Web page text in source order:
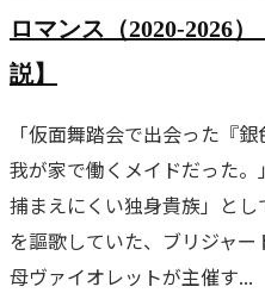
ロマンス（2020-2026
説】
「仮面舞踏会で出会った『
我が家で働くメイドだった
捕まえにくい独身貴族」と
を謳歌していた、ブリジャー
母ヴァイオレットが主催す...